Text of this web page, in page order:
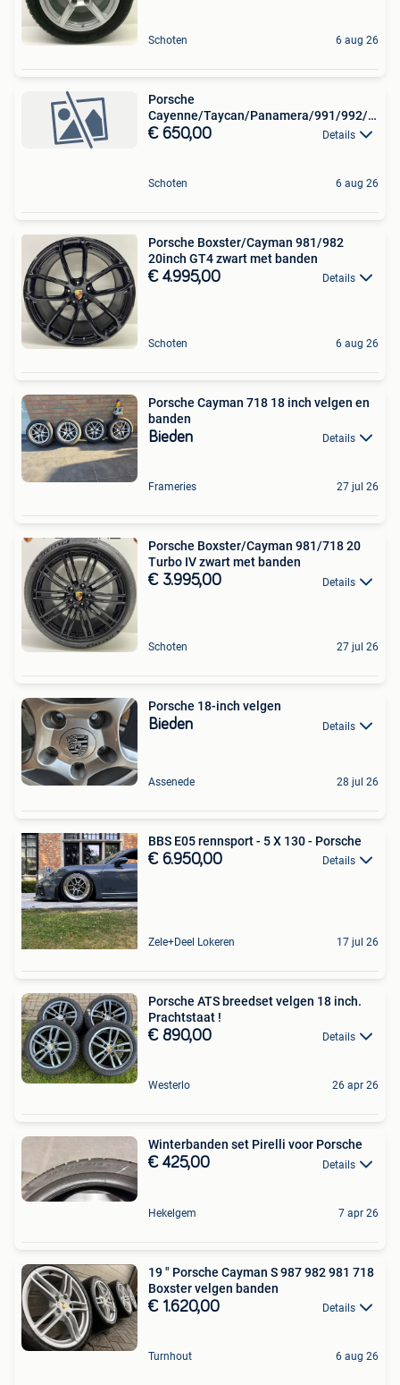
Schoten 6 aug 26
Porsche
Cayenne/Taycan/Panamera/991/992/...
20/21/22 banden
€ 650,00 Details
Schoten 6 aug 26
Porsche Boxster/Cayman 981/982
20inch GT4 zwart met banden
€ 4.995,00 Details
Schoten 6 aug 26
Porsche Cayman 718 18 inch velgen en
banden
Bieden Details
Frameries 27 jul 26
Porsche Boxster/Cayman 981/718 20
Turbo IV zwart met banden
€ 3.995,00 Details
Schoten 27 jul 26
Porsche 18-inch velgen
Bieden Details
Assenede 28 jul 26
BBS E05 rennsport - 5 X 130 - Porsche
€ 6.950,00 Details
Zele+Deel Lokeren 17 jul 26
Porsche ATS breedset velgen 18 inch.
Prachtstaat !
€ 890,00 Details
Westerlo 26 apr 26
Winterbanden set Pirelli voor Porsche
€ 425,00 Details
Hekelgem 7 apr 26
19 " Porsche Cayman S 987 982 981 718
Boxster velgen banden
€ 1.620,00 Details
Turnhout 6 aug 26